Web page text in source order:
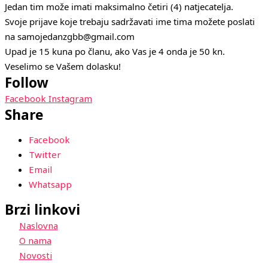
Jedan tim može imati maksimalno četiri (4) natjecatelja.
Svoje prijave koje trebaju sadržavati ime tima možete poslati
na samojedanzgbb@gmail.com
Upad je 15 kuna po članu, ako Vas je 4 onda je 50 kn.
Veselimo se Vašem dolasku!
Follow
Facebook Instagram
Share
Facebook
Twitter
Email
Whatsapp
Brzi linkovi
Naslovna
O nama
Novosti